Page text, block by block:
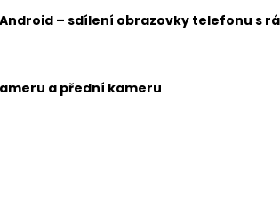
a Android – sdílení obrazovky telefonu s
a přední kameru